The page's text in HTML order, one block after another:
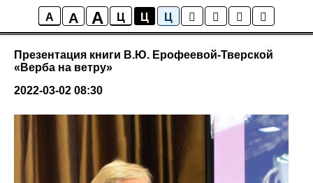
A A A Ц Ц Ц
События
Презентация книги В.Ю. Ерофеевой-Тверской
«Верба на ветру»
2022-03-02 08:30